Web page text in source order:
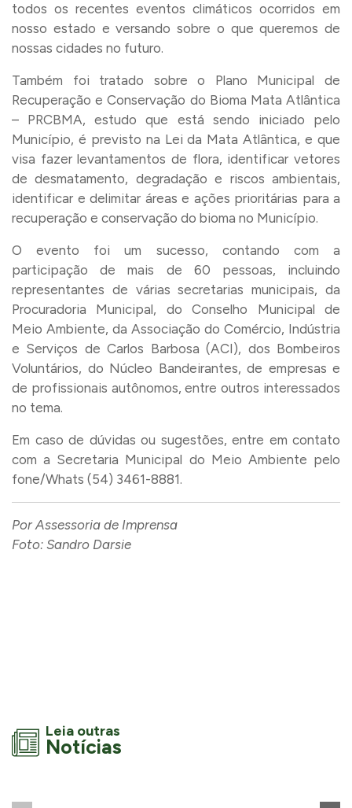
todos os recentes eventos climáticos ocorridos em
nosso estado e versando sobre o que queremos de
nossas cidades no futuro.
Também foi tratado sobre o Plano Municipal de
Recuperação e Conservação do Bioma Mata Atlântica
– PRCBMA, estudo que está sendo iniciado pelo
Município, é previsto na Lei da Mata Atlântica, e que
visa fazer levantamentos de flora, identificar vetores
de desmatamento, degradação e riscos ambientais,
identificar e delimitar áreas e ações prioritárias para a
recuperação e conservação do bioma no Município.
O evento foi um sucesso, contando com a
participação de mais de 60 pessoas, incluindo
representantes de várias secretarias municipais, da
Procuradoria Municipal, do Conselho Municipal de
Meio Ambiente, da Associação do Comércio, Indústria
e Serviços de Carlos Barbosa (ACI), dos Bombeiros
Voluntários, do Núcleo Bandeirantes, de empresas e
de profissionais autônomos, entre outros interessados
no tema.
Em caso de dúvidas ou sugestões, entre em contato
com a Secretaria Municipal do Meio Ambiente pelo
fone/Whats (54) 3461-8881.
Por Assessoria de Imprensa
Foto: Sandro Darsie
Leia outras
Notícias